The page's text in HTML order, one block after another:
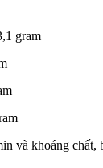
gram
và khoáng chất,